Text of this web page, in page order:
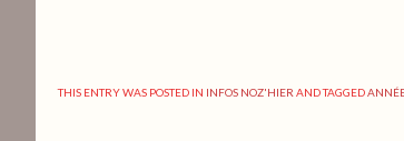
THIS ENTRY WAS POSTED IN INFOS NOZ'HIER AND TAGGED